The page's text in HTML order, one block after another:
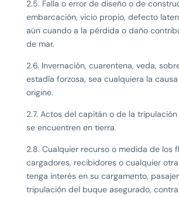
2.5. Falla o error de diseño o de
embarcación, vicio propio, defecto
aún cuando a la pérdida o daño
de mar.
2.6. Invernación, cuarentena, veda,
estadía forzosa, sea cualquiera la
origine.
2.7. Actos del capitán o de la
se encuentren en tierra.
2.8. Cualquier recurso o medida de los
cargadores, recibidores o cualquier
tenga interés en su cargamento,
tripulación del buque asegurado,